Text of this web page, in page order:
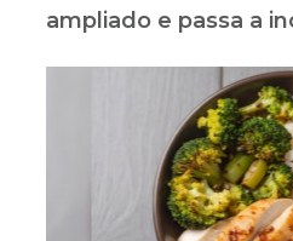
ampliado e passa a